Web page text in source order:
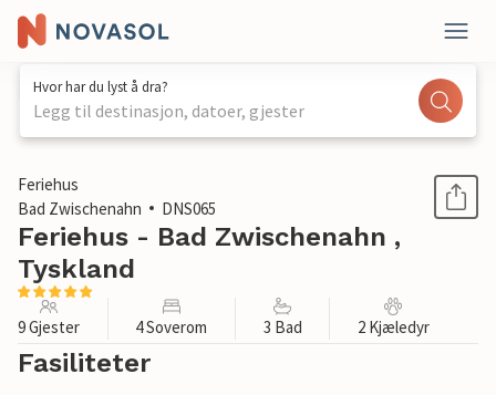
Hvor har du lyst å dra?
Legg til destinasjon, datoer, gjester
1 / 1
Feriehus
Bad Zwischenahn
DNS065
Feriehus - Bad Zwischenahn ,
Tyskland
9 Gjester 4 Soverom 3 Bad 2 Kjæledyr
Fasiliteter